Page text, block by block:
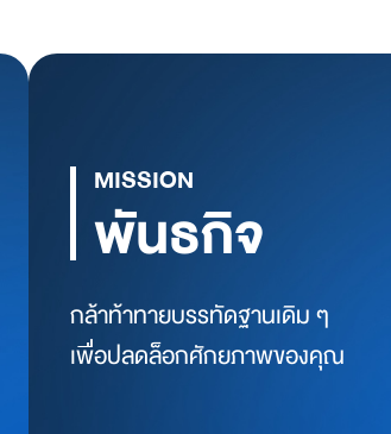
MISSION
พันธกิจ
กล้าท้าทายบรรทัดฐานเดิม ๆ
เพื่อปลดล็อกศักยภาพของคุณ